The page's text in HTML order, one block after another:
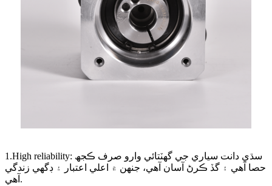
1.High reliability: سڌي دانت سياري جي گھٽتائي وارو صرف ڪجھ
حصا آھي ۽ گڏ ڪرڻ آسان آھي، جنھن ۾ اعلي اعتبار ۽ ڊگھي زندگي
آھي.